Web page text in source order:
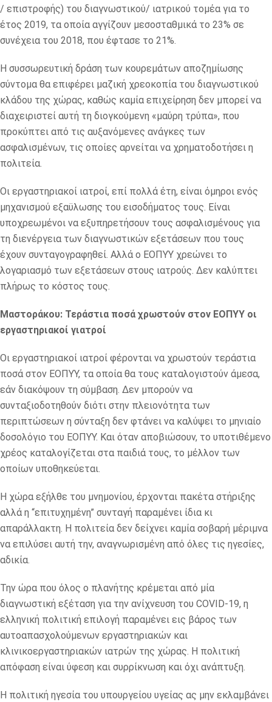
/ επιστροφής) του διαγνωστικού/ ιατρικού τομέα για το
έτος 2019, τα οποία αγγίζουν μεσοσταθμικά το 23% σε
συνέχεια του 2018, που έφτασε το 21%.
Η συσσωρευτική δράση των κουρεμάτων αποζημίωσης
σύντομα θα επιφέρει μαζική χρεοκοπία του διαγνωστικού
κλάδου της χώρας, καθώς καμία επιχείρηση δεν μπορεί να
διαχειριστεί αυτή τη διογκούμενη «μαύρη τρύπα», που
προκύπτει από τις αυξανόμενες ανάγκες των
ασφαλισμένων, τις οποίες αρνείται να χρηματοδοτήσει η
πολιτεία.
Οι εργαστηριακοί ιατροί, επί πολλά έτη, είναι όμηροι ενός
μηχανισμού εξαϋλωσης του εισοδήματος τους. Είναι
υποχρεωμένοι να εξυπηρετήσουν τους ασφαλισμένους για
τη διενέργεια των διαγνωστικών εξετάσεων που τους
έχουν συνταγογραφηθεί. Αλλά ο ΕΟΠΥΥ χρεώνει το
λογαριασμό των εξετάσεων στους ιατρούς. Δεν καλύπτει
πλήρως το κόστος τους.
Μαστοράκου: Τεράστια ποσά χρωστούν στον ΕΟΠΥΥ οι
εργαστηριακοί γιατροί
Οι εργαστηριακοί ιατροί φέρονται να χρωστούν τεράστια
ποσά στον ΕΟΠΥΥ, τα οποία θα τους καταλογιστούν άμεσα,
εάν διακόψουν τη σύμβαση. Δεν μπορούν να
συνταξιοδοτηθούν διότι στην πλειονότητα των
περιπτώσεων η σύνταξη δεν φτάνει να καλύψει το μηνιαίο
δοσολόγιο του ΕΟΠΥΥ. Και όταν αποβιώσουν, το υποτιθέμενο
χρέος καταλογίζεται στα παιδιά τους, το μέλλον των
οποίων υποθηκεύεται.
Η χώρα εξήλθε του μνημονίου, έρχονται πακέτα στήριξης
αλλά η “επιτυχημένη” συνταγή παραμένει ίδια κι
απαράλλακτη. Η πολιτεία δεν δείχνει καμία σοβαρή μέριμνα
να επιλύσει αυτή την, αναγνωρισμένη από όλες τις ηγεσίες,
αδικία.
Την ώρα που όλος ο πλανήτης κρέμεται από μία
διαγνωστική εξέταση για την ανίχνευση του COVID-19, η
ελληνική πολιτική επιλογή παραμένει εις βάρος των
αυτοαπασχολούμενων εργαστηριακών και
κλινικοεργαστηριακών ιατρών της χώρας. Η πολιτική
απόφαση είναι ύφεση και συρρίκνωση και όχι ανάπτυξη.
Η πολιτική ηγεσία του υπουργείου υγείας ας μην εκλαμβάνει